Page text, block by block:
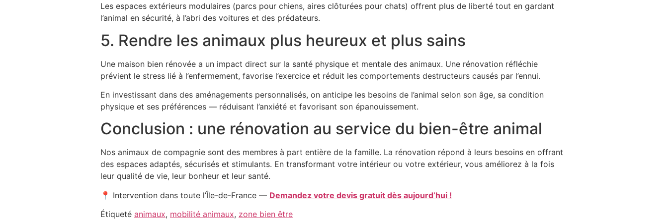
Les espaces extérieurs modulaires (parcs pour chiens, aires clôturées pour chats) offrent plus de liberté tout en gardant
l’animal en sécurité, à l’abri des voitures et des prédateurs.
5. Rendre les animaux plus heureux et plus sains
Une maison bien rénovée a un impact direct sur la santé physique et mentale des animaux. Une rénovation réfléchie
prévient le stress lié à l’enfermement, favorise l’exercice et réduit les comportements destructeurs causés par l’ennui.
En investissant dans des aménagements personnalisés, on anticipe les besoins de l’animal selon son âge, sa condition
physique et ses préférences — réduisant l’anxiété et favorisant son épanouissement.
Conclusion : une rénovation au service du bien-être animal
Nos animaux de compagnie sont des membres à part entière de la famille. La rénovation répond à leurs besoins en offrant
des espaces adaptés, sécurisés et stimulants. En transformant votre intérieur ou votre extérieur, vous améliorez à la fois
leur qualité de vie, leur bonheur et leur santé.
📍 Intervention dans toute l’Île-de-France — Demandez votre devis gratuit dès aujourd’hui !
Étiqueté animaux, mobilité animaux, zone bien être